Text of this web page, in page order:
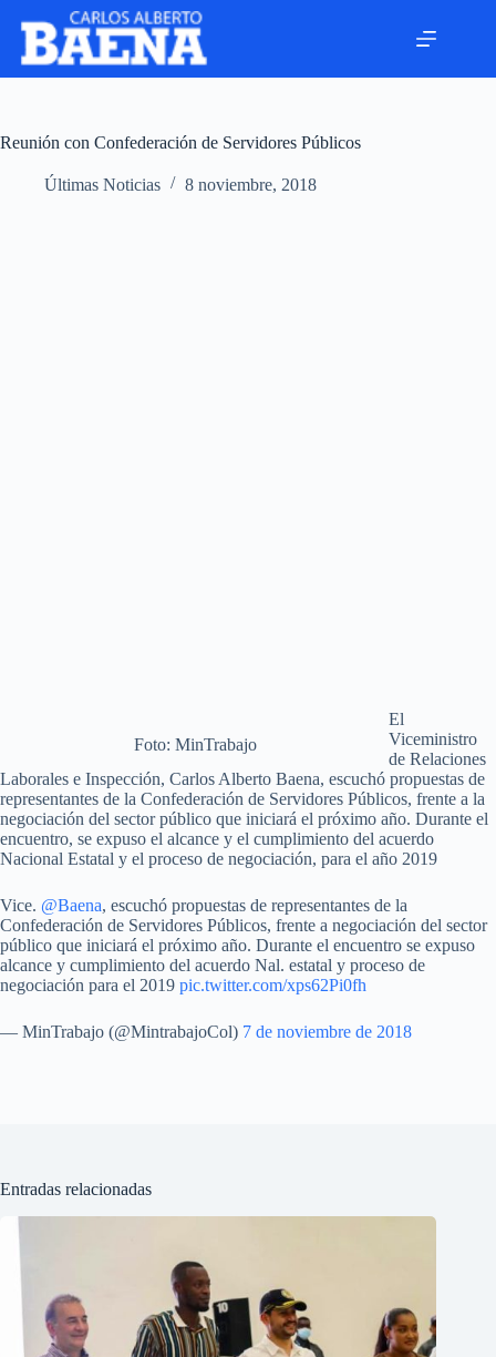
Reunión con Confederación de Servidores Públicos
Últimas Noticias 8 noviembre, 2018
Foto: MinTrabajo
El
Viceministro
de Relaciones
Laborales e Inspección, Carlos Alberto Baena, escuchó propuestas de
representantes de la Confederación de Servidores Públicos, frente a la
negociación del sector público que iniciará el próximo año. Durante el
encuentro, se expuso el alcance y el cumplimiento del acuerdo
Nacional Estatal y el proceso de negociación, para el año 2019
Vice. @Baena, escuchó propuestas de representantes de la
Confederación de Servidores Públicos, frente a negociación del sector
público que iniciará el próximo año. Durante el encuentro se expuso
alcance y cumplimiento del acuerdo Nal. estatal y proceso de
negociación para el 2019 pic.twitter.com/xps62Pi0fh
— MinTrabajo (@MintrabajoCol) 7 de noviembre de 2018
Entradas relacionadas